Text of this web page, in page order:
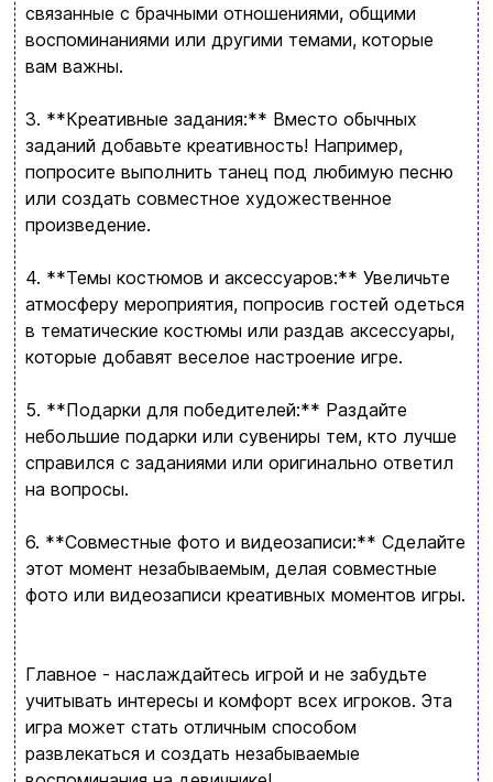
связанные с брачными отношениями, общими
воспоминаниями или другими темами, которые
вам важны.
3. **Креативные задания:** Вместо обычных
заданий добавьте креативность! Например,
попросите выполнить танец под любимую песню
или создать совместное художественное
произведение.
4. **Темы костюмов и аксессуаров:** Увеличьте
атмосферу мероприятия, попросив гостей одеться
в тематические костюмы или раздав аксессуары,
которые добавят веселое настроение игре.
5. **Подарки для победителей:** Раздайте
небольшие подарки или сувениры тем, кто лучше
справился с заданиями или оригинально ответил
на вопросы.
6. **Совместные фото и видеозаписи:** Сделайте
этот момент незабываемым, делая совместные
фото или видеозаписи креативных моментов игры.
Главное - наслаждайтесь игрой и не забудьте
учитывать интересы и комфорт всех игроков. Эта
игра может стать отличным способом
развлекаться и создать незабываемые
Новости и статьи
Возврат и обмен товаров
Политика конфиденциальности
+380996393746
Заказать звонок
kubix.boardgames@gmail.com
UAㅤ RU
Ваша корзина сейчас пуста
вы обязательно найдете что-нибудь
интересное